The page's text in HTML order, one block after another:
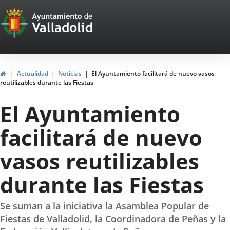
Portal
Web
del
Ayuntamiento
de
Valladolid
InicioActualidad Noticias
El Ayuntamiento facilitará de nuevo vasos
reutilizables durante las Fiestas
El Ayuntamiento
facilitará de nuevo
vasos reutilizables
durante las Fiestas
Se suman a la iniciativa la Asamblea Popular de
Fiestas de Valladolid, la Coordinadora de Peñas y la